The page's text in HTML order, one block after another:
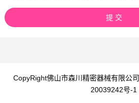
CopyRight佛山市森川精密器械有限公司
20039242号-1